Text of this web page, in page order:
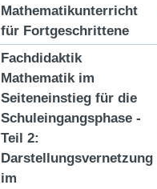
Mathematikunterricht
für Fortgeschrittene
Fachdidaktik
Mathematik im
Seiteneinstieg für die
Schuleingangsphase -
Teil 2:
Darstellungsvernetzung
im